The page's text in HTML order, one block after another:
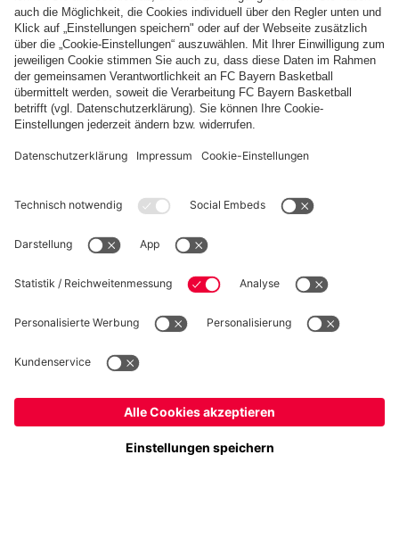
FC Bayern Store App
WIDERRUF
Datenschutz
Cookie Details
Preise inklusive MwSt. und zzgl. Versandkosten
© FC Bayern München AG
FC Bayern München AG, Säbener Str. 51-57, 81547 München
Ja,Deutschland, um dorthin zu liefern!
Nein,Global, um dorthin zu liefern!